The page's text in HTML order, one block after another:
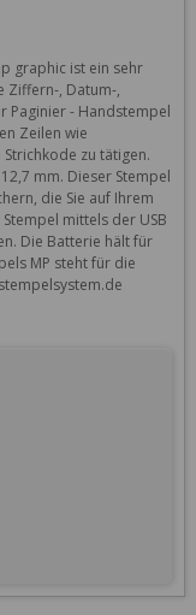
graphic ist ein sehr
Ziffern-, Datum-,
Paginier - Handstempel
Zeilen wie
zu tätigen.
mm. Dieser Stempel
die Sie auf Ihrem
mittels der USB
Die Batterie hält für
MP steht für die